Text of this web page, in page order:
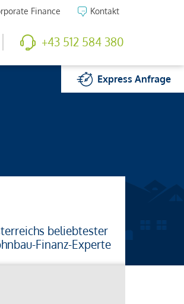
Finance Kontakt
+43 512 584 380
ExpressAnfrage
beliebtester
Finanz-Experte